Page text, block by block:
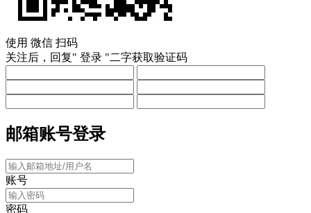
使用 微信 扫码
关注后，回复" 登录 "二字获取验证码
邮箱账号登录
账号
密码